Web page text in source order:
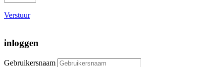
Verstuur
inloggen
Gebruikersnaam